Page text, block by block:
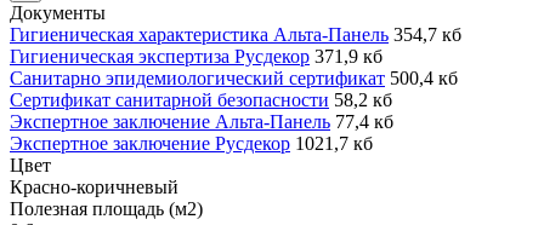
Документы
Гигиеническая характеристика Альта-Панель 354,7 кб
Гигиеническая экспертиза Русдекор 371,9 кб
Санитарно эпидемиологический сертификат 500,4 кб
Сертификат санитарной безопасности 58,2 кб
Экспертное заключение Альта-Панель 77,4 кб
Экспертное заключение Русдекор 1021,7 кб
Цвет
Красно-коричневый
Полезная площадь (м2)